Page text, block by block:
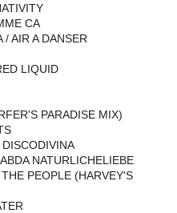
CA
AIR A DANSER
LIQUID
PARADISE MIX)
NATURLICHELIEBE
PEOPLE (HARVEY'S